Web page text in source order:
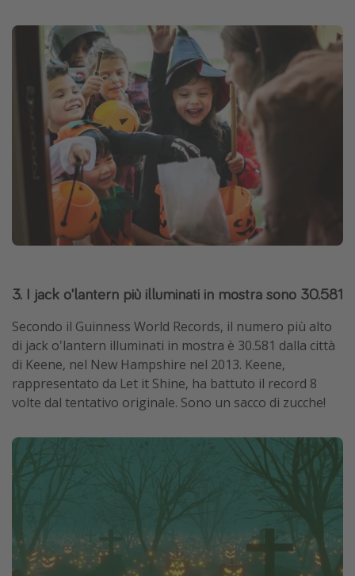
3. I jack o'lantern più illuminati in mostra sono 30.581
Secondo il Guinness World Records, il numero più alto
di jack o'lantern illuminati in mostra è 30.581 dalla città
di Keene, nel New Hampshire nel 2013. Keene,
rappresentato da Let it Shine, ha battuto il record 8
volte dal tentativo originale. Sono un sacco di zucche!